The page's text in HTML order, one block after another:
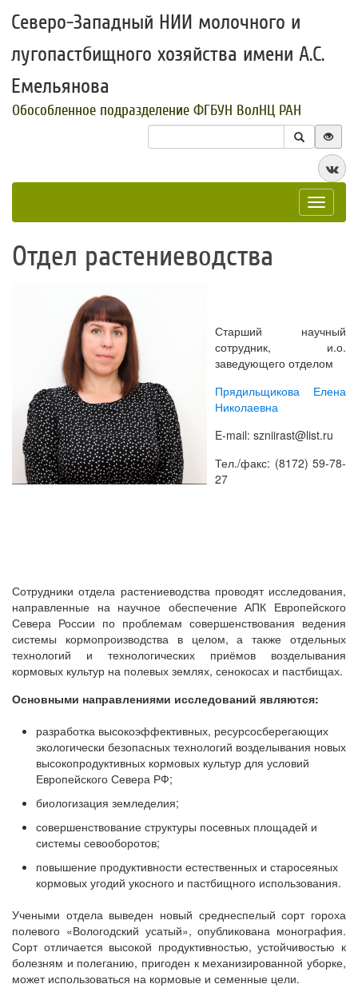
Северо-Западный НИИ молочного и
лугопастбищного хозяйства имени А.С.
Емельянова
Обособленное подразделение ФГБУН ВолНЦ РАН
Toggle
Отдел растениеводства
Старший научный
сотрудник, и.о.
заведующего отделом
Прядильщикова Елена
Николаевна
E-mail: szniirast@list.ru
Тел./факс: (8172) 59-78-
27
Сотрудники отдела растениеводства проводят исследования,
направленные на научное обеспечение АПК Европейского
Севера России по проблемам совершенствования ведения
системы кормопроизводства в целом, а также отдельных
технологий и технологических приёмов возделывания
кормовых культур на полевых землях, сенокосах и пастбищах.
Основными направлениями исследований являются:
разработка высокоэффективных, ресурсосберегающих
экологически безопасных технологий возделывания новых
высокопродуктивных кормовых культур для условий
Европейского Севера РФ;
биологизация земледелия;
совершенствование структуры посевных площадей и
системы севооборотов;
повышение продуктивности естественных и старосеяных
кормовых угодий укосного и пастбищного использования.
Учеными отдела выведен новый среднеспелый сорт гороха
полевого «Вологодский усатый», опубликована монография.
Сорт отличается высокой продуктивностью, устойчивостью к
болезням и полеганию, пригоден к механизированной уборке,
может использоваться на кормовые и семенные цели.